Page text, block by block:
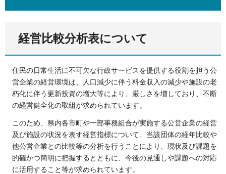
経営比較分析表について
住民の日常生活に不可欠な行政サービスを提供する役割を担う公
営企業の経営環境は、人口減少に伴う料金収入の減少や施設の老
朽化に伴う更新投資の増大等により、厳しさを増しており、不断
の経営健全化の取組が求められています。
このため、県内各市町や一部事務組合が実施する公営企業の経営
及び施設の状況を表す経営指標について、当該団体の経年比較や
他公営企業との比較等の分析を行うことにより、現状及び課題を
的確かつ簡明に把握するとともに、今後の見通しや課題への対応
に活用すること等が求められています。